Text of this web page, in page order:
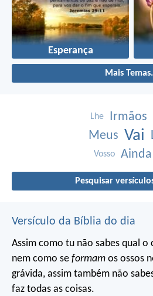
Esperança
Mais
Lhe Irmãos
Meus Vai
Vosso Ainda
Pesquisar
Versículo da Bíblia do dia
Assim como tu não sabes qual
nem como se formam os ossos
grávida, assim também não
faz todas as coisas.